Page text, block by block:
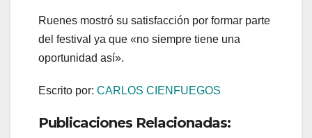
Ruenes mostró su satisfacción por formar parte
del festival ya que «no siempre tiene una
oportunidad así».
Escrito por: CARLOS CIENFUEGOS
Publicaciones Relacionadas: